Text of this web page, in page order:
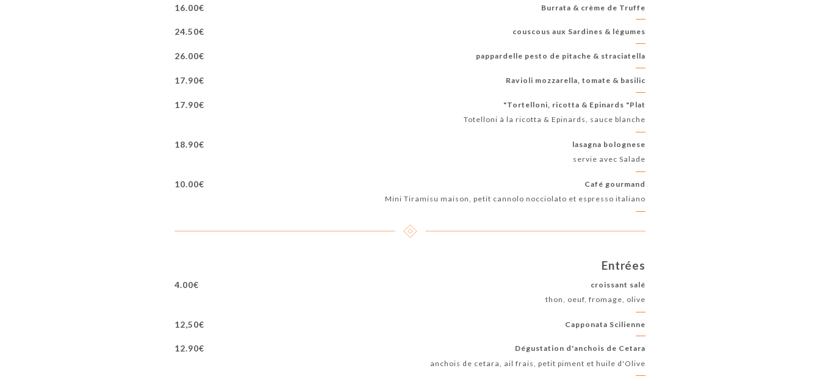
Burrata & crème de Truffe
16.00€
couscous aux Sardines & légumes
24.50€
pappardelle pesto de pitache & straciatella
26.00€
Ravioli mozzarella, tomate & basilic
17.90€
Tortelloni, ricotta & Epinards "Plat"
17.90€
Totelloni à la ricotta & Epinards, sauce blanche
lasagna bolognese
18.90€
servie avec Salade
Café gourmand
10.00€
Mini Tiramisu maison, petit cannolo nocciolato et espresso italiano
Entrées
croissant salé
4.00€
thon, oeuf, fromage, olive
Capponata Scilienne
12,50€
Dégustation d'anchois de Cetara
12.90€
anchois de cetara, ail frais, petit piment et huile d'Olive